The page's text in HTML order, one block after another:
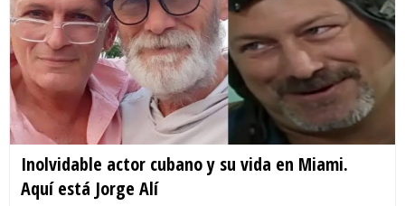
Inolvidable actor cubano y su vida en Miami.
Aquí está Jorge Alí